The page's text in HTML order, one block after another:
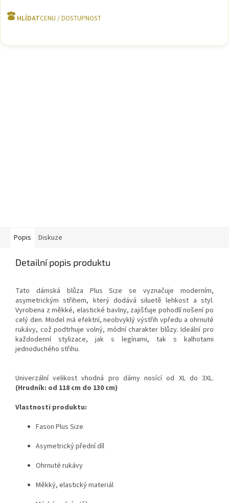
HLÍDAT
Popis Diskuze
Detailní popis produktu
Tato dámská blůza Plus Size se vyznačuje moderním,
asymetrickým střihem, který dodává siluetě lehkost a styl.
Vyrobena z měkké, elastické bavlny, zajišťuje pohodlí nošení po
celý den. Model má efektní, neobvyklý výstřih vpředu a ohrnuté
rukávy, což podtrhuje volný, módní charakter blůzy. Ideální pro
každodenní stylizace, jak s legínami, tak s kalhotami
jednoduchého střihu.
Univerzální velikost vhodná pro dámy nosící od XL do 3XL.
(Hrudník: od 118 cm do 130 cm)
Vlastnosti produktu:
Fason Plus Size
Asymetrický přední díl
Ohrnuté rukávy
Měkký, elastický materiál